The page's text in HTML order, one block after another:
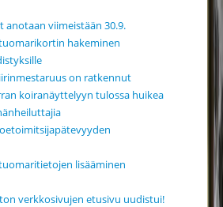
anotaan viimeistään 30.9.
hakeminen
on ratkennut
koiranäyttelyyn tulossa huikea
lisääminen
verkkosivujen etusivu uudistui!